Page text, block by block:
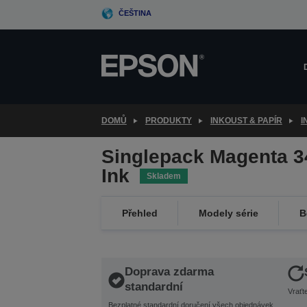
ČEŠTINA
DOMŮ PRODUKTY INKOUST & PAPÍR
Singlepack Magenta
Ink
Skladem
Přehled Modely série
Doprava zdarma
standardní
Bezplatné standardní doručení všech objednávek